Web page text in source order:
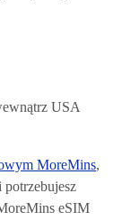
USA
MoreMins,
potrzebujesz
eSIM